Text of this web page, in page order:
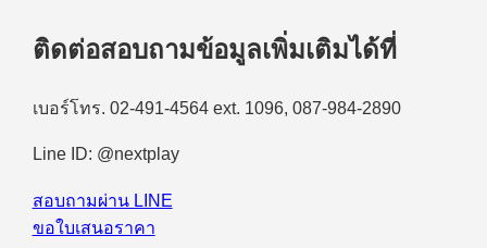
ExpertWiFi
EBA63
WiFi6
Point
ติดต่อสอบถามข้อมูลเพิ่มเติมได้ที่
เบอร์โทร. 02-491-4564 ext. 1096, 087-984-2890
Line ID: @nextplay
สอบถามผ่าน LINE
ขอใบเสนอราคา